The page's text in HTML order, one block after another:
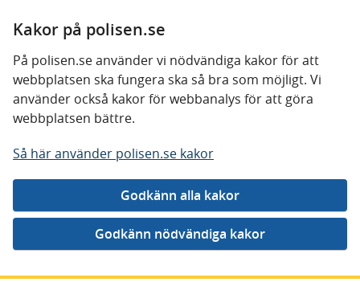
Kakor på polisen.se
På polisen.se använder vi nödvändiga kakor för att
webbplatsen ska fungera ska så bra som möjligt. Vi
använder också kakor för webbanalys för att göra
webbplatsen bättre.
Så här använder polisen.se kakor